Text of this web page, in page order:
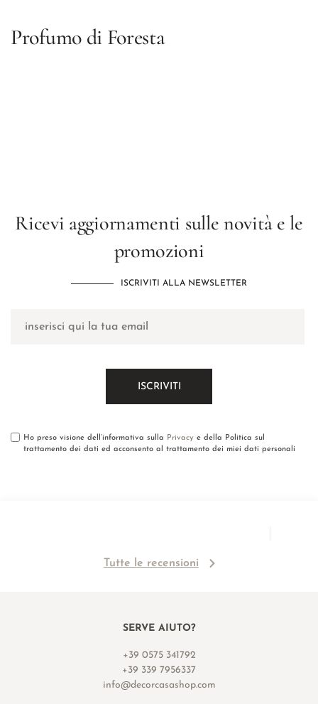
Profumo di Foresta
Ricevi aggiornamenti sulle novità e le
promozioni
ISCRIVITI ALLA NEWSLETTER
Ho preso visione dell’informativa sulla Privacy e della Politica sul
trattamento dei dati ed acconsento al trattamento dei miei dati personali
Tutte le recensioni
SERVE AIUTO?
+39 0575 341792
+39 339 7956337
info@decorcasashop.com